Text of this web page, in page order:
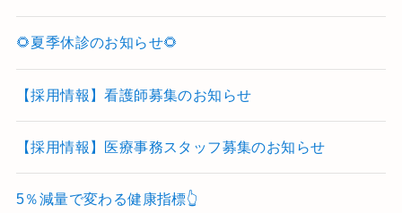
🌻夏季休診のお知らせ🌻
【採用情報】看護師募集のお知らせ
【採用情報】医療事務スタッフ募集のお知らせ
5％減量で変わる健康指標👆